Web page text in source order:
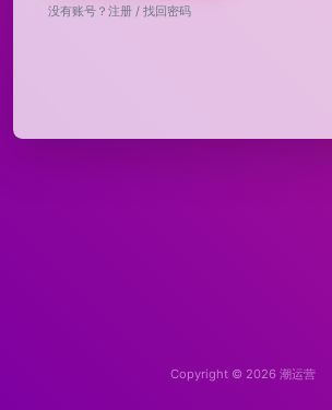
没有账号？ 注册 / 找回密码
Copyright © 2026 潮运营